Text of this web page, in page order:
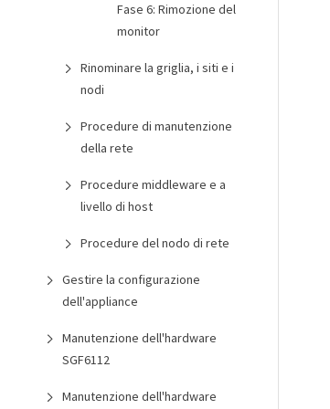
Fase 6: Rimozione del
monitor
Rinominare la griglia, i siti e i
nodi
Procedure di manutenzione
della rete
Procedure middleware e a
livello di host
Procedure del nodo di rete
Gestire la configurazione
dell'appliance
Manutenzione dell'hardware
SGF6112
Manutenzione dell'hardware